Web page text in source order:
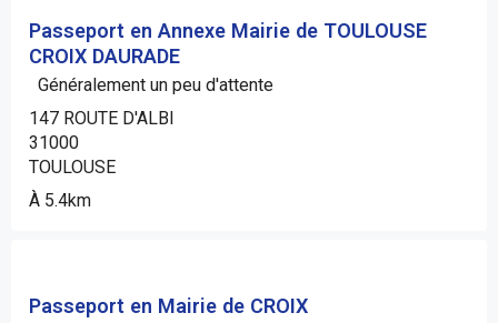
Passeport en Annexe Mairie de TOULOUSE
CROIX DAURADE
Généralement un peu d'attente
147 ROUTE D'ALBI
31000
TOULOUSE
À 5.4km
Passeport en Mairie de CROIX